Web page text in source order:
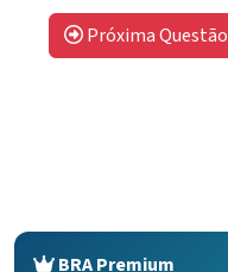
Próxima Questão
BRA Premium